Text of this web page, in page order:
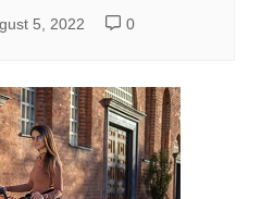
5, 2022 0